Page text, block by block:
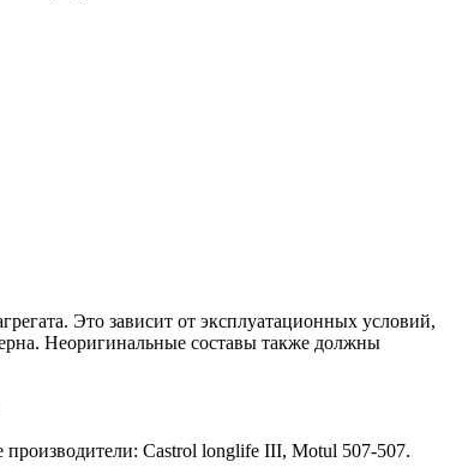
Это зависит от эксплуатационных условий,
Неоригинальные составы также должны
Castrol longlife III, Motul 507-507.